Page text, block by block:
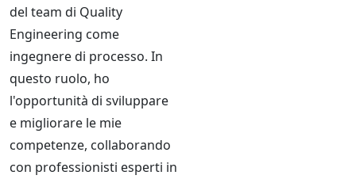
del team di Quality
Engineering come
ingegnere di processo. In
questo ruolo, ho
l'opportunità di sviluppare
e migliorare le mie
competenze, collaborando
con professionisti esperti in